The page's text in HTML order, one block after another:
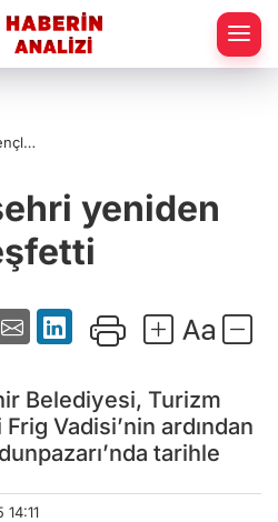
yeniden
Belediyesi, Turizm
Vadisi’nin ardından
tarihle